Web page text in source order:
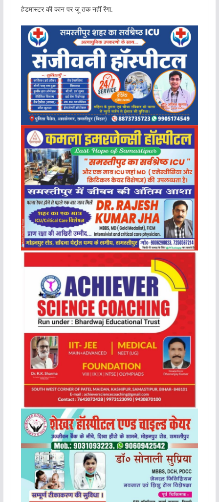
हेडमास्टर की कान पर जू तक नहीं रेंगा.